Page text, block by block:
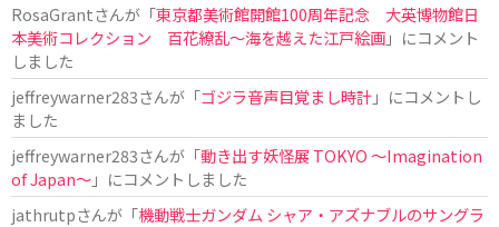
RosaGrantさんが「東京都美術館開館100周年記念 大英博物館日
本美術コレクション 百花繚乱～海を越えた江戸絵画」にコメント
しました
jeffreywarner283さんが「ゴジラ音声目覚まし時計」にコメントし
ました
jeffreywarner283さんが「動き出す妖怪展 TOKYO 〜Imagination
of Japan〜」にコメントしました
jathrutpさんが「機動戦士ガンダム シャア・アズナブルのサングラ